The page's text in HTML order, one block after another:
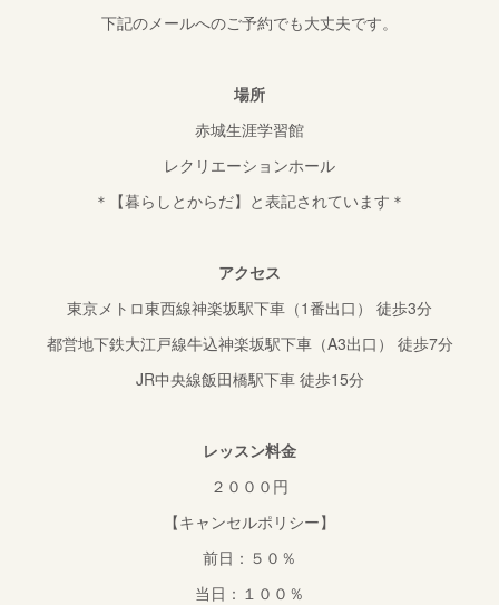
下記のメールへのご予約でも大丈夫です。
場所
赤城生涯学習館
レクリエーションホール
＊【暮らしとからだ】と表記されています＊
アクセス
東京メトロ東西線神楽坂駅下車（1番出口） 徒歩3分
都営地下鉄大江戸線牛込神楽坂駅下車（A3出口） 徒歩7分
JR中央線飯田橋駅下車 徒歩15分
レッスン料金
２０００円
【キャンセルポリシー】
前日：５０％
当日：１００％